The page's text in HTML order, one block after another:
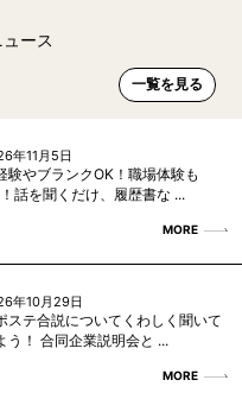
ース
一覧を見る
年11月5日
験やブランクOK！職場体験も
話を聞くだけ、履歴書な ...
MORE
年10月29日
ステ合説についてくわしく聞いて
う！ 合同企業説明会と ...
MORE